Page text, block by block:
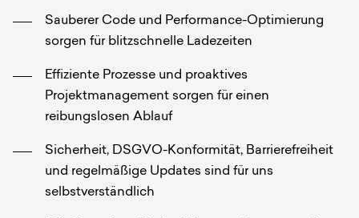
Sauberer Code und Performance-Optimierung
sorgen für blitzschnelle Ladezeiten
Effiziente Prozesse und proaktives
Projektmanagement sorgen für einen
reibungslosen Ablauf
Sicherheit, DSGVO-Konformität, Barrierefreiheit
und regelmäßige Updates sind für uns
selbstverständlich